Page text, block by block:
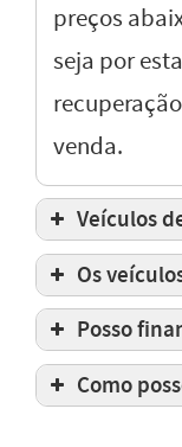
preços
seja por
venda.
Veículos
Os
Posso
Como